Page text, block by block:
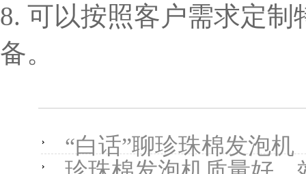
8. 可以按照客户需求定制
备。
“白话”聊珍珠棉发泡机